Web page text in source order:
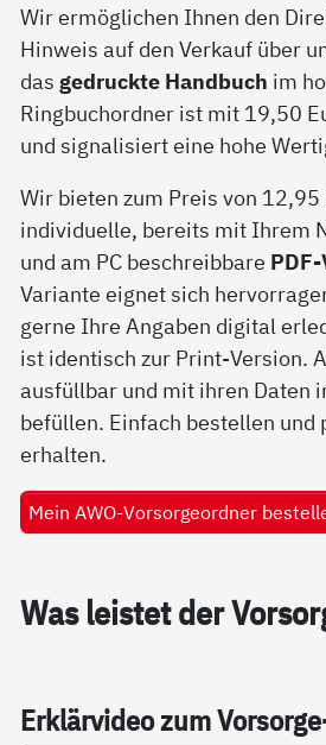
Wir ermöglichen Ihnen den
Hinweis auf den Verkauf über
das gedruckte Handbuch im
Ringbuchordner ist mit 19,50
und signalisiert eine hohe
Wir bieten zum Preis von 12,95
individuelle, bereits mit Ihrem
und am PC beschreibbare
Variante eignet sich
gerne Ihre Angaben digital
ist identisch zur Print-Version.
ausfüllbar und mit ihren Daten
befüllen. Einfach bestellen und
erhalten.
Mein AWO-Vorsorgeordner
Was leis­tet der
Er­klär­vi­deo zum